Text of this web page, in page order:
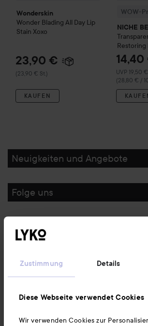
Zustimmung Details
Diese Webseite verwendet Cookies
Wir verwenden Cookies zur
Wonderskin
Wonder Blading All Day Lip
Stain Xoxo
23,90 €
(23,90 € St.)
KAUFEN
WOW-
NICHE
Restoring
50 ml
UVP 19,50 €
(28,80 € /
Neuigkeiten und Angebote
Folge uns
Informationen
Ebenfalls interessant